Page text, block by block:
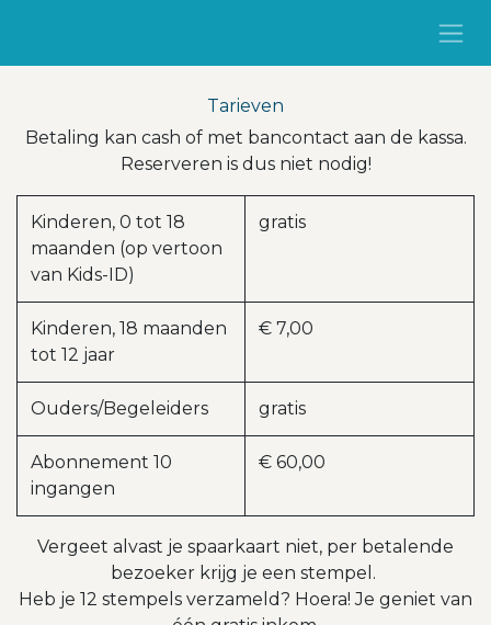
Tarieven
Betaling kan cash of met bancontact aan de kassa.
Reserveren is dus niet nodig!
Kinderen, 0 tot 18
maanden (op vertoon
van Kids-ID)
gratis
Kinderen, 18 maanden
tot 12 jaar
€ 7,00
Ouders/Begeleiders gratis
Abonnement 10
ingangen
€ 60,00
Vergeet alvast je spaarkaart niet, per betalende
bezoeker krijg je een stempel.
Heb je 12 stempels verzameld? Hoera! Je geniet van